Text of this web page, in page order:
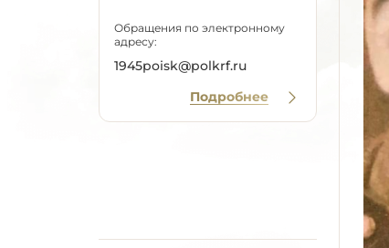
Обращения по электронному
адресу:
1945poisk@polkrf.ru
Подробнее